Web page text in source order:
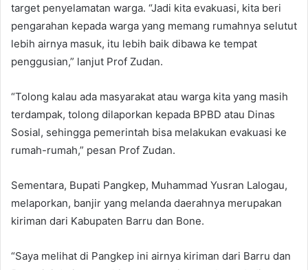
target penyelamatan warga. “Jadi kita evakuasi, kita beri
pengarahan kepada warga yang memang rumahnya selutut
lebih airnya masuk, itu lebih baik dibawa ke tempat
penggusian,” lanjut Prof Zudan.
“Tolong kalau ada masyarakat atau warga kita yang masih
terdampak, tolong dilaporkan kepada BPBD atau Dinas
Sosial, sehingga pemerintah bisa melakukan evakuasi ke
rumah-rumah,” pesan Prof Zudan.
Sementara, Bupati Pangkep, Muhammad Yusran Lalogau,
melaporkan, banjir yang melanda daerahnya merupakan
kiriman dari Kabupaten Barru dan Bone.
“Saya melihat di Pangkep ini airnya kiriman dari Barru dan